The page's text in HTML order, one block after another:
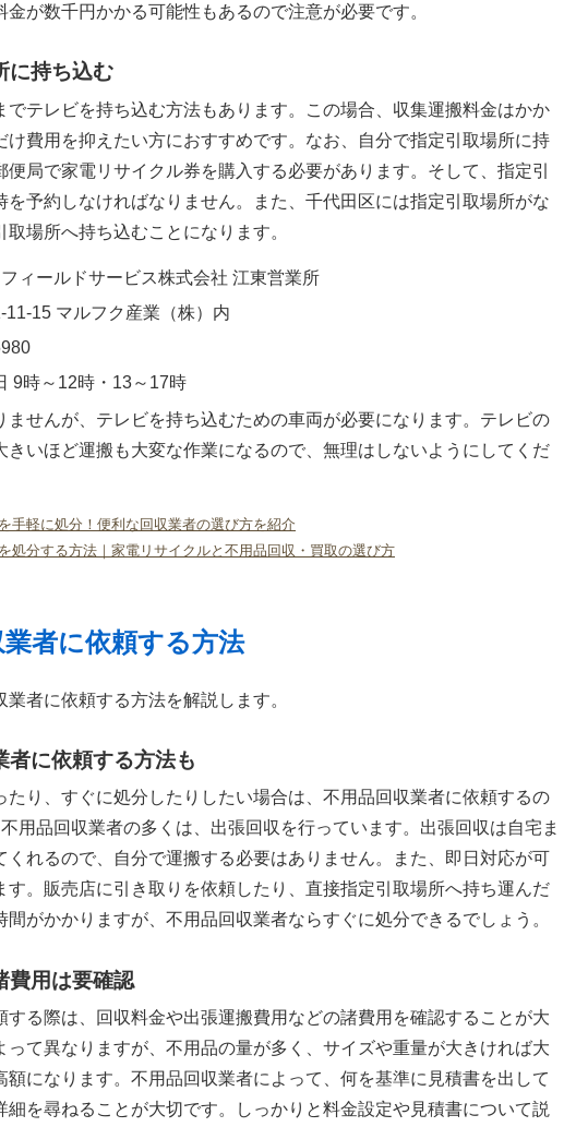
が数千円かかる可能性もあるので注意が必要です。
に持ち込む
でテレビを持ち込む方法もあります。この場合、収集運搬料金はかか
け費用を抑えたい方におすすめです。なお、自分で指定引取場所に持
便局で家電リサイクル券を購入する必要があります。そして、指定引
を予約しなければなりません。また、千代田区には指定引取場所がな
場所へ持ち込むことになります。
ィールドサービス株式会社 江東営業所
15 マルフク産業（株）内
9時～12時・13～17時
ませんが、テレビを持ち込むための車両が必要になります。テレビの
きいほど運搬も大変な作業になるので、無理はしないようにしてくだ
手軽に処分！便利な回収業者の選び方を紹介
処分する方法｜家電リサイクルと不用品回収・買取の選び方
者に依頼する方法
者に依頼する方法を解説します。
者に依頼する方法も
たり、すぐに処分したりしたい場合は、不用品回収業者に依頼するの
用品回収業者の多くは、出張回収を行っています。出張回収は自宅ま
くれるので、自分で運搬する必要はありません。また、即日対応が可
す。販売店に引き取りを依頼したり、直接指定引取場所へ持ち運んだ
間がかかりますが、不用品回収業者ならすぐに処分できるでしょう。
費用は要確認
する際は、回収料金や出張運搬費用などの諸費用を確認することが大
って異なりますが、不用品の量が多く、サイズや重量が大きければ大
額になります。不用品回収業者によって、何を基準に見積書を出して
細を尋ねることが大切です。しっかりと料金設定や見積書について説